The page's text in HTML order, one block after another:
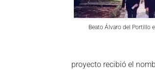
Beato Álvaro del Portillo
proyecto recibió el